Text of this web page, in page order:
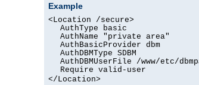
Example
<Location /secure>
AuthType basic
AuthName "private area"
AuthBasicProvider dbm
AuthDBMType SDBM
AuthDBMUserFile /www/etc/
Require valid-user
</Location>